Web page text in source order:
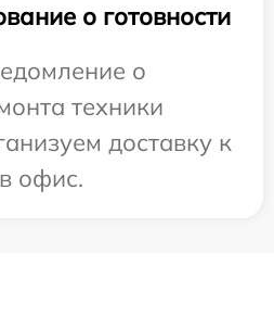
о готовности
о
техники
доставку к
офис.